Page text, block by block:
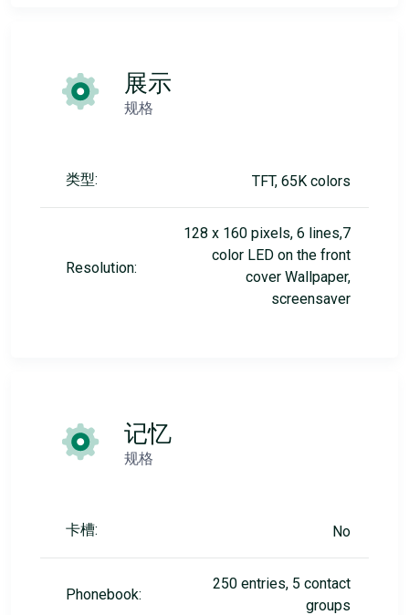
展示
规格
类型: TFT, 65K colors
Resolution:
128 x 160 pixels, 6 lines,7
color LED on the front
cover Wallpaper,
screensaver
记忆
规格
卡槽: No
Phonebook:
250 entries, 5 contact
groups